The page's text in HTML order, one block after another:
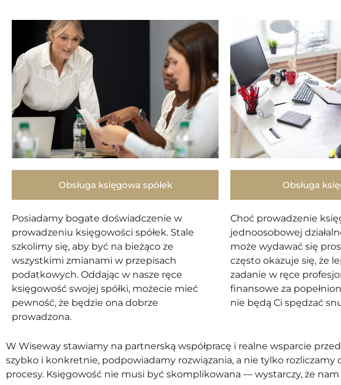
Obsługa księgowa spółek
Posiadamy bogate doświadczenie w
prowadzeniu księgowości spółek. Stale
szkolimy się, aby być na bieżąco ze
wszystkimi zmianami w przepisach
podatkowych. Oddając w nasze ręce
księgowość swojej spółki, możecie mieć
pewność, że będzie ona dobrze
prowadzona.
Obsługa
Choć prowadzenie
jednoosobowej
może wydawać się
często okazuje się, że
zadanie w ręce
finansowe za
nie będą Ci spędzać
W Wiseway stawiamy na partnerską współpracę i realne wsparcie
szybko i konkretnie, podpowiadamy rozwiązania, a nie tylko
procesy. Księgowość nie musi być skomplikowana — wystarczy, że nam